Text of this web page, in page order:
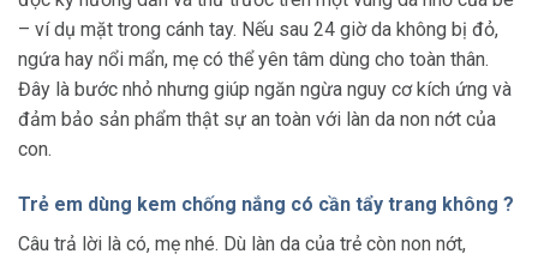
– ví dụ mặt trong cánh tay. Nếu sau 24 giờ da không bị đỏ,
ngứa hay nổi mẩn, mẹ có thể yên tâm dùng cho toàn thân.
Đây là bước nhỏ nhưng giúp ngăn ngừa nguy cơ kích ứng và
đảm bảo sản phẩm thật sự an toàn với làn da non nớt của
con.
Trẻ em dùng kem chống nắng có cần tẩy trang không ?
Câu trả lời là có, mẹ nhé. Dù làn da của trẻ còn non nớt,